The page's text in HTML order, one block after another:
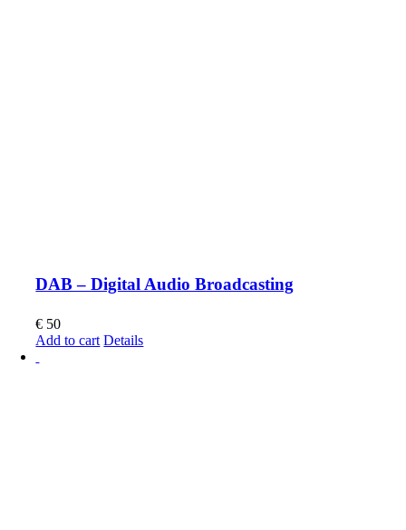
DAB – Digital Audio Broadcasting
€ 50
Add to cart Details